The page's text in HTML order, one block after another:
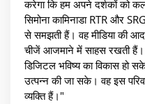
करेगा कि हम अपने दर्शकों को
सिमोना कामिनाडा RTR और
से समझती हैं। वह मीडिया की
चीजें आजमाने में साहस रखती हैं।
डिजिटल भविष्य का विकास हो
उत्पन्न की जा सके। वह इस
व्यक्ति हैं।"